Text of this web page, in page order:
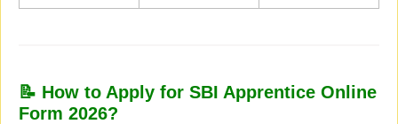
📝 How to Apply for SBI Apprentice Online
Form 2026?